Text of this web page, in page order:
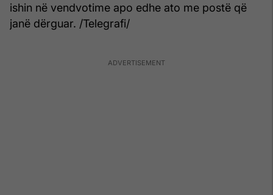
ishin në vendvotime apo edhe ato me postë që
janë dërguar. /Telegrafi/